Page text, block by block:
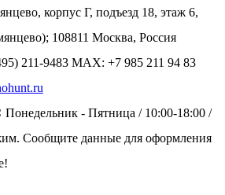
корпус Г, подъезд 18, этаж 6,
108811 Москва, Россия
211-9483 MAX: +7 985 211 94 83
Понедельник - Пятница / 10:00-18:00 /
Сообщите данные для оформления